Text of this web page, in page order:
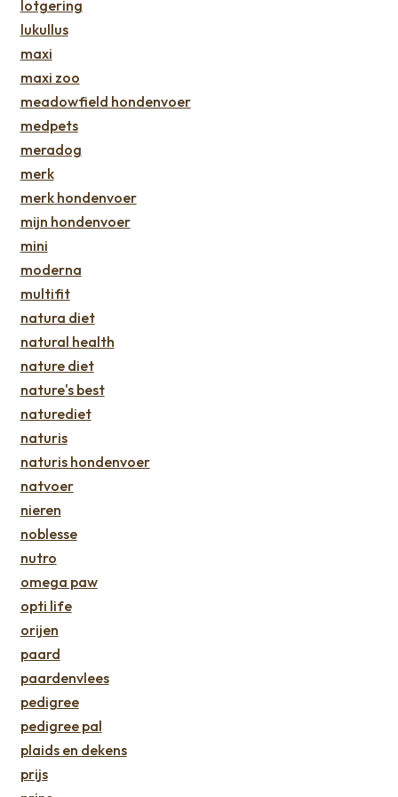
lotgering
lukullus
maxi
maxi zoo
meadowfield hondenvoer
medpets
meradog
merk
merk hondenvoer
mijn hondenvoer
mini
moderna
multifit
natura diet
natural health
nature diet
nature's best
naturediet
naturis
naturis hondenvoer
natvoer
nieren
noblesse
nutro
omega paw
opti life
orijen
paard
paardenvlees
pedigree
pedigree pal
plaids en dekens
prijs